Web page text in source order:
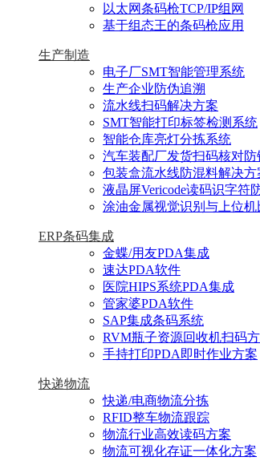
以太网条码枪TCP/IP组网
基于组态王的条码枪应用
生产制造
电子厂SMT智能管理系统
生产企业防伪追溯
流水线扫码解决方案
SMT智能打印标签检测系统
智能仓库亮灯分拣系统
汽车装配厂发货扫码核对防
包装盒流水线防混料解决方
液晶屏Vericode读码识字符
涂油金属视觉识别与上位机
ERP条码集成
金蝶/用友PDA集成
速达PDA软件
医院HIPS系统PDA集成
管家婆PDA软件
SAP集成条码系统
RVM瓶子资源回收机扫码
手持打印PDA即时作业方案
快递物流
快递/电商物流分拣
RFID整车物流跟踪
物流行业高效读码方案
物流可视化存证一体化方案